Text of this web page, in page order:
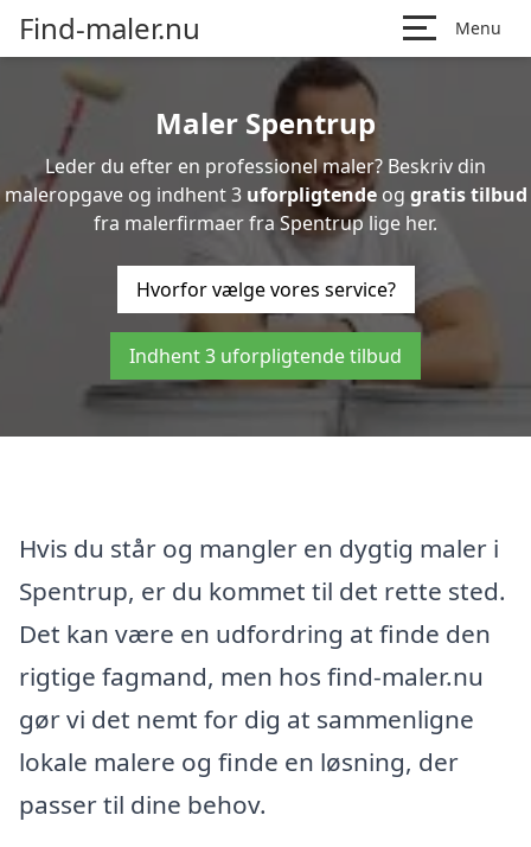
Find-maler.nu Menu
Maler Spentrup
Leder du efter en professionel maler? Beskriv din
maleropgave og indhent 3 uforpligtendeog gratis tilbud
fra malerfirmaer fra Spentrup lige her.
Hvorfor vælge vores service?
Indhent 3 uforpligtende tilbud
Hvis du står og mangler en dygtig maler i
Spentrup, er du kommet til det rette sted.
Det kan være en udfordring at finde den
rigtige fagmand, men hos find-maler.nu
gør vi det nemt for dig at sammenligne
lokale malere og finde en løsning, der
passer til dine behov.